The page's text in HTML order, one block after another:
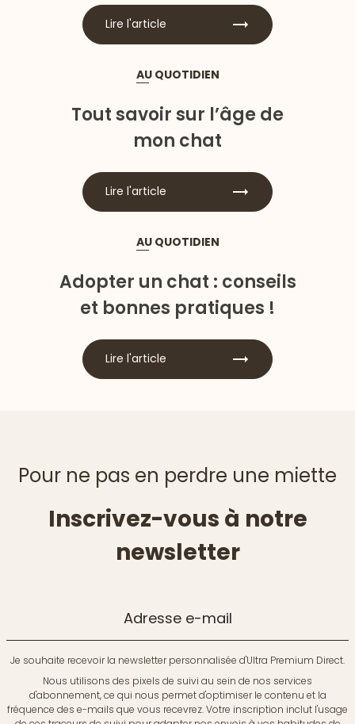
Lire l'article
AU QUOTIDIEN
Tout savoir sur l’âge de
mon chat
Lire l'article
AU QUOTIDIEN
Adopter un chat : conseils
et bonnes pratiques !
Lire l'article
Pour ne pas en perdre une miette
Inscrivez-vous à notre
newsletter
Adresse e-mail
Je souhaite recevoir la newsletter personnalisée d'Ultra Premium Direct.
Nous utilisons des pixels de suivi au sein de nos services
d'abonnement, ce qui nous permet d'optimiser le contenu et la
fréquence des e-mails que vous recevrez. Votre inscription inclut l'usage